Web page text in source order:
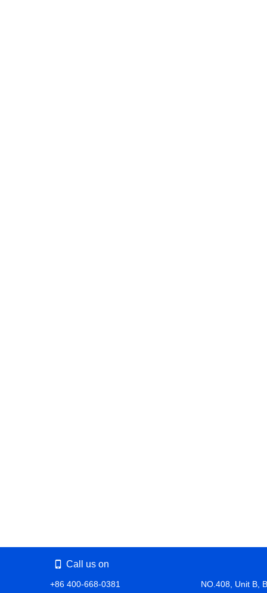
Call us on
+86 400-668-0381
NO.408, Unit B,